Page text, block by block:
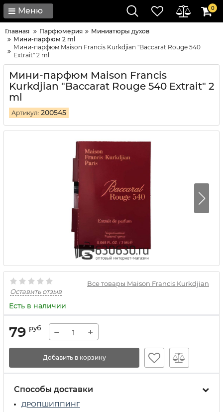
Меню 0
Главная Парфюмерия
Миниатюры духов
Мини-парфюм 2 ml
Мини-парфюм Maison Francis Kurkdjian "Baccarat Rouge 540
Extrait" 2 ml
Мини-парфюм Maison Francis
Kurkdjian "Baccarat Rouge 540 Extrait" 2
ml
Артикул: 200545
Все товары Maison Francis Kurkdjian
Оставить отзыв
Есть в наличии
79 руб − +
Добавить в корзину
Способы доставки
ДРОПШИППИНГ